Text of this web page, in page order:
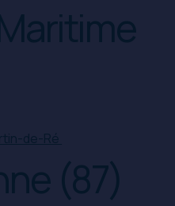
de-Ré
(87)